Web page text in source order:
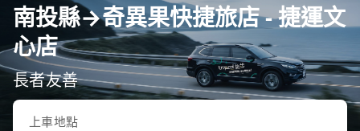
南投縣→奇異果快捷旅店 - 捷運文
心店
長者友善
上車地點